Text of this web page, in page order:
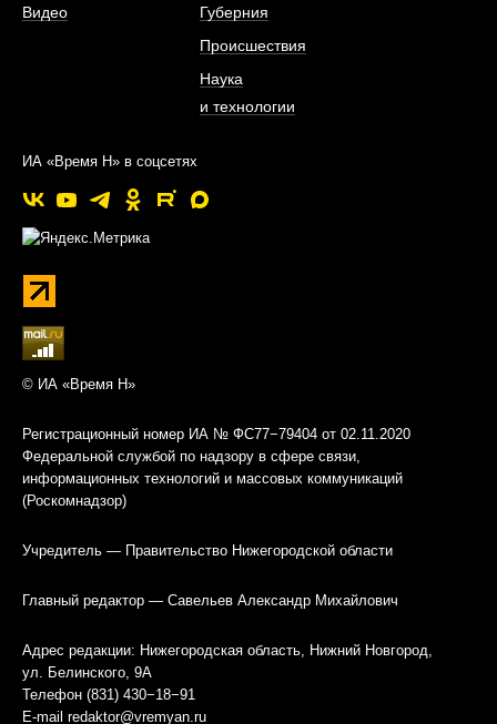
Видео
Губерния
Происшествия
Наука
и технологии
ИА «Время Н» в соцсетях
© ИА «Время Н»
Регистрационный номер ИА № ФС77−79404 от 02.11.2020
Федеральной службой по надзору в сфере связи,
информационных технологий и массовых коммуникаций
(Роскомнадзор)
Учредитель — Правительство Нижегородской области
Главный редактор — Савельев Александр Михайлович
Адрес редакции: Нижегородская область, Нижний Новгород,
ул. Белинского, 9А
Телефон (831) 430−18−91
E-mail redaktor@vremyan.ru